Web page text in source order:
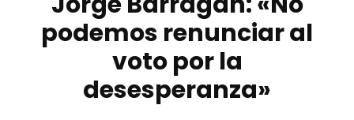
podemos renunciar al
voto por la
desesperanza»